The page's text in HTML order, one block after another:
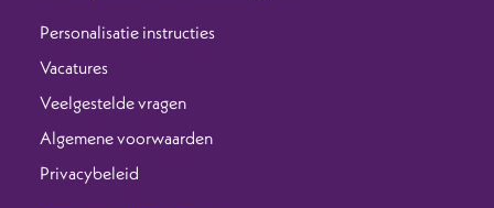
Personalisatie instructies
Vacatures
Veelgestelde vragen
Algemene voorwaarden
Privacybeleid